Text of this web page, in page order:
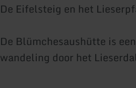
De Eifelsteig en het
De Blümchesaushütte is
wandeling door het